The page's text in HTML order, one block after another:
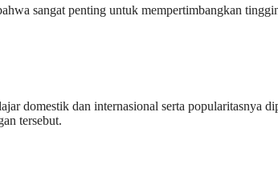
sangat penting untuk mempertimbangkan
domestik dan internasional serta popularitasnya
tersebut.